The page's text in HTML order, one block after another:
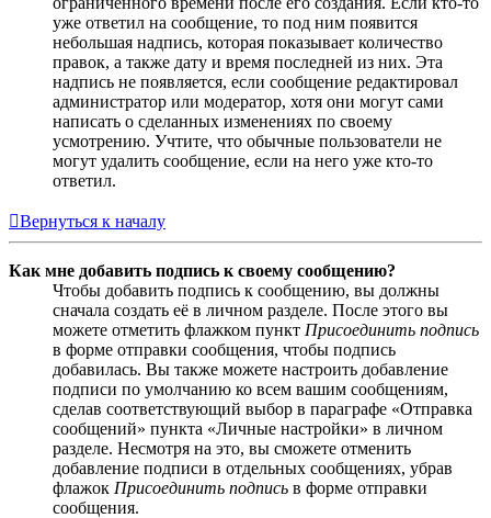
уже ответил на сообщение, то под ним появится
небольшая надпись, которая показывает количество
правок, а также дату и время последней из них. Эта
надпись не появляется, если сообщение редактировал
администратор или модератор, хотя они могут сами
написать о сделанных изменениях по своему
усмотрению. Учтите, что обычные пользователи не
могут удалить сообщение, если на него уже кто-то
ответил.
Вернуться к началу
Как мне добавить подпись к своему сообщению?
Чтобы добавить подпись к сообщению, вы должны
сначала создать её в личном разделе. После этого вы
можете отметить флажком пункт Присоединить подпись
в форме отправки сообщения, чтобы подпись
добавилась. Вы также можете настроить добавление
подписи по умолчанию ко всем вашим сообщениям,
сделав соответствующий выбор в параграфе «Отправка
сообщений» пункта «Личные настройки» в личном
разделе. Несмотря на это, вы сможете отменить
добавление подписи в отдельных сообщениях, убрав
флажок Присоединить подпись в форме отправки
сообщения.